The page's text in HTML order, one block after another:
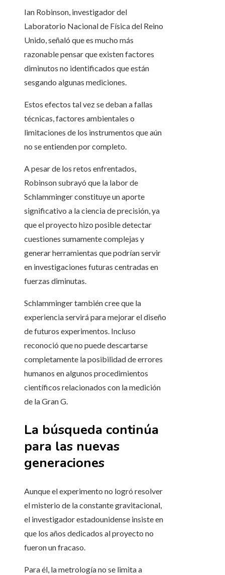
Ian Robinson, investigador del
Laboratorio Nacional de Física del Reino
Unido, señaló que es mucho más
razonable pensar que existen factores
diminutos no identificados que están
sesgando algunas mediciones.
Estos efectos tal vez se deban a fallas
técnicas, factores ambientales o
limitaciones de los instrumentos que aún
no se entienden por completo.
A pesar de los retos enfrentados,
Robinson subrayó que la labor de
Schlamminger constituye un aporte
significativo a la ciencia de precisión, ya
que el proyecto hizo posible detectar
cuestiones sumamente complejas y
generar herramientas que podrían servir
en investigaciones futuras centradas en
fuerzas diminutas.
Schlamminger también cree que la
experiencia servirá para mejorar el diseño
de futuros experimentos. Incluso
reconoció que no puede descartarse
completamente la posibilidad de errores
humanos en algunos procedimientos
científicos relacionados con la medición
de la Gran G.
La búsqueda continúa
para las nuevas
generaciones
Aunque el experimento no logró resolver
el misterio de la constante gravitacional,
el investigador estadounidense insiste en
que los años dedicados al proyecto no
fueron un fracaso.
Para él, la metrología no se limita a